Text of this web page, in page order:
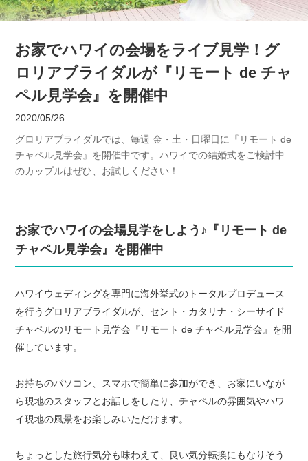
お家でハワイの会場をライブ見学！グ
ロリアブライダルが『リモート de チャ
ペル見学会』を開催中
2020/05/26
グロリアブライダルでは、毎週 金・土・日曜日に『リモート de
チャペル見学会』を開催中です。ハワイでの結婚式をご検討中
のカップルはぜひ、お試しください！
お家でハワイの会場見学をしよう♪『リモート de
チャペル見学会』を開催中
ハワイウェディングを専門に海外挙式のトータルプロデュース
を行うグロリアブライダルが、セント・カタリナ・シーサイド
チャペルのリモート見学会『リモート de チャペル見学会』を開
催しています。
お持ちのパソコン、スマホで簡単に参加ができ、お家にいなが
ら現地のスタッフとお話しをしたり、チャペルの雰囲気やハワ
イ現地の風景をお楽しみいただけます。
ちょっとした旅行気分も味わえて、良い気分転換にもなりそう